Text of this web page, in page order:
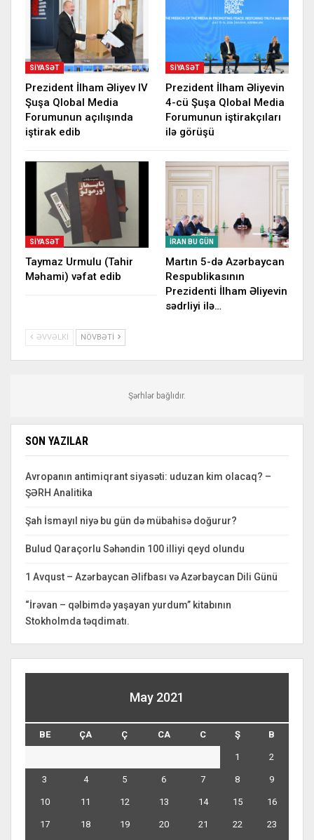
SIYASƏT
Prezident İlham Əliyev IV
Şuşa Qlobal Media
Forumunun açılışında
iştirak edib
SIYASƏT
Prezident İlham Əliyevin
4-cü Şuşa Qlobal Media
Forumunun iştirakçıları
ilə görüşü
SIYASƏT
Taymaz Urmulu (Tahir
Məhami) vəfat edib
İRAN BU GÜN
Martın 5-də Azərbaycan
Respublikasının
Prezidenti İlham Əliyevin
sədrliyi ilə…
ƏVVƏLKI NÖVBƏTI
Şərhlər bağlıdır.
SON YAZILAR
Avropanın antimiqrant siyasəti: uduzan kim olacaq? –
ŞƏRH Analitika
Şah İsmayıl niyə bu gün də mübahisə doğurur?
Bulud Qaraçorlu Səhəndin 100 illiyi qeyd olundu
1 Avqust – Azərbaycan Əlifbası və Azərbaycan Dili Günü
“İrəvan – qəlbimdə yaşayan yurdum” kitabının
Stokholmda təqdimatı.
May 2021
BE ÇA Ç CA C Ş B
1 2
3 4 5 6 7 8 9
10 11 12 13 14 15 16
17 18 19 20 21 22 23